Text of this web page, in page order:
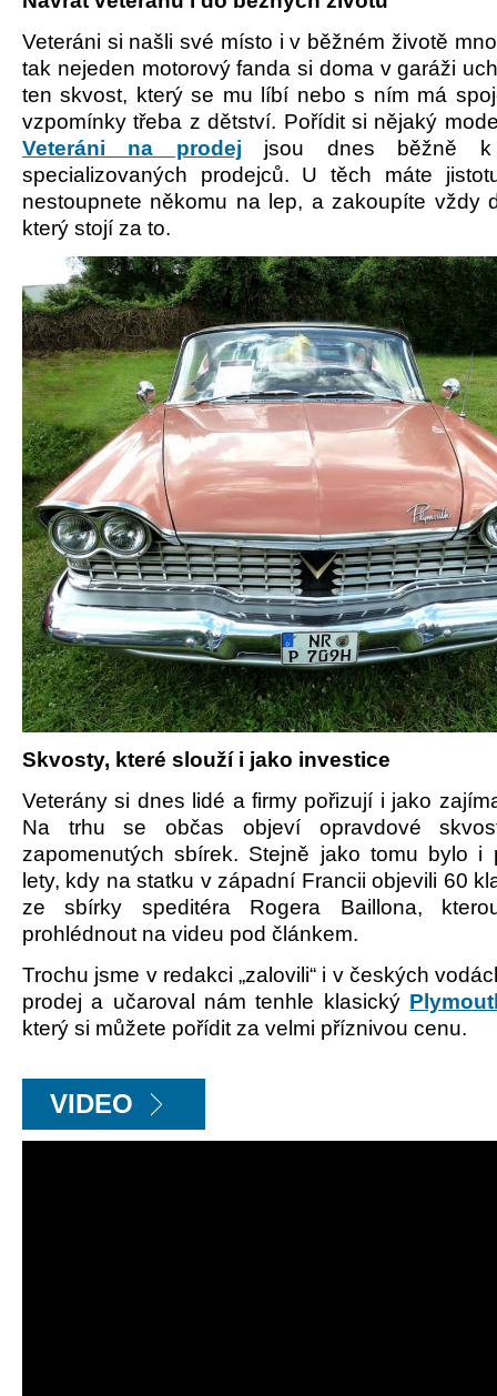
Veteráni si našli své místo i v běžném životě
tak nejeden motorový fanda si doma v garáži
ten skvost, který se mu líbí nebo s ním má
vzpomínky třeba z dětství. Pořídit si nějaký
Veteráni na prodej jsou dnes běžně
specializovaných prodejců. U těch máte
nestoupnete někomu na lep, a zakoupíte vždy
který stojí za to.
Skvosty, které slouží i jako investice
Veterány si dnes lidé a firmy pořizují i jako
Na trhu se občas objeví opravdové
zapomenutých sbírek. Stejně jako tomu bylo i
lety, kdy na statku v západní Francii objevili 60
ze sbírky speditéra Rogera Baillona,
prohlédnout na videu pod článkem.
Trochu jsme v redakci „zalovili“ i v českých
prodej a učaroval nám tenhle klasický
který si můžete pořídit za velmi příznivou cenu.
VIDEO